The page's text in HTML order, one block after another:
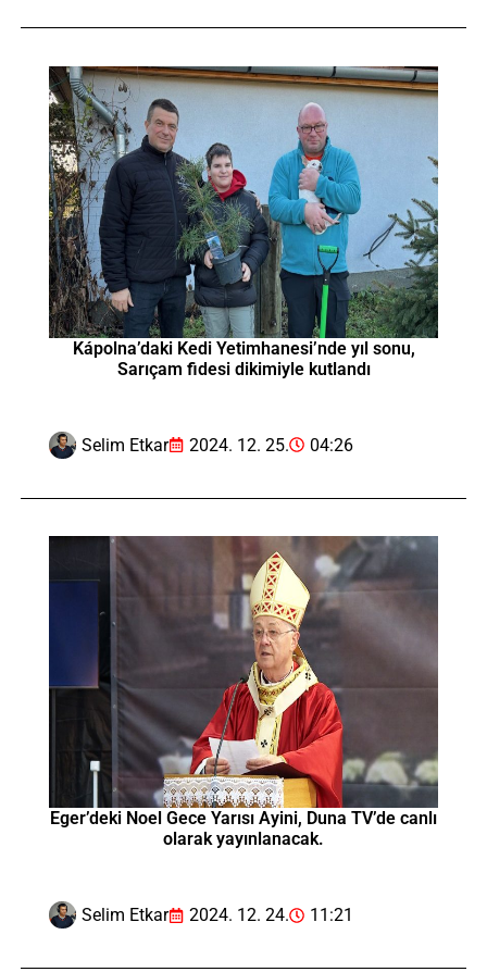
Kápolna’daki Kedi Yetimhanesi’nde yıl sonu,
Sarıçam fidesi dikimiyle kutlandı
Selim Etkar 2024. 12. 25. 04:26
Eger’deki Noel Gece Yarısı Ayini, Duna TV’de canlı
olarak yayınlanacak.
Selim Etkar 2024. 12. 24. 11:21